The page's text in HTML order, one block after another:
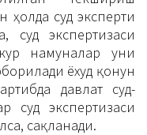
ҳолда суд эксперти
суд экспертизаси
намуналар уни
ёхуд қонун
давлат суд-
суд экспертизаси
сақланади.